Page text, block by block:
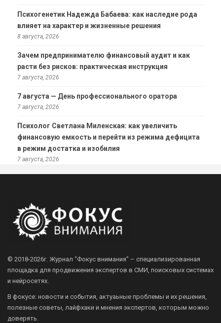
Психогенетик Надежда Бабаева: как наследие рода
влияет на характер и жизненные решения
8 августа, 2026
Зачем предпринимателю финансовый аудит и как
расти без рисков: практическая инструкция
7 августа, 2026
7 августа — День профессионального оратора
7 августа, 2026
Психолог Светлана Миленская: как увеличить
финансовую емкость и перейти из режима дефицита
в режим достатка и изобилия
7 августа, 2026
© 2018-2026г. Журнал “Фокус внимания” – специализированная
площадка для продвижения экспертов в СМИ, поисковых системах
и нейросетях.
В фокусе: новости и события, актуаьные проблемы и их решения,
полезные советы, лайфхаки и мнения экспертов, которым можно
доверять.